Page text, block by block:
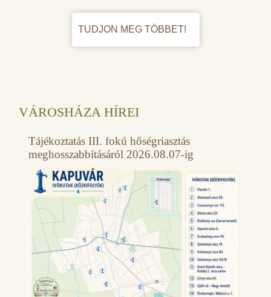
TUDJON MEG TÖBBET!
VÁROSHÁZA HÍREI
Tájékoztatás III. fokú hőségriasztás
meghosszabbításáról 2026.08.07-ig